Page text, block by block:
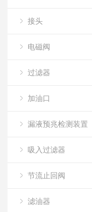
接头
电磁阀
过滤器
加油口
漏液预兆检测装置
吸入过滤器
节流止回阀
滤油器